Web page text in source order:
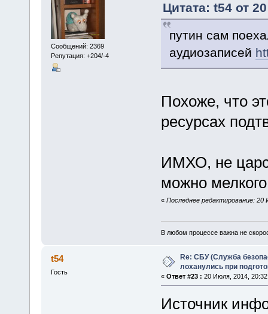
Сообщений: 2369
Репутация: +204/-4
Цитата: t54 от
путин сам
аудиозаписей
Похоже, что
ресурсах
ИМХО, не
можно
« Последнее редактирование: 20
В любом процессе важна не
t54
Гость
Re: СБУ (Служба
лоханулись при
« Ответ #23 : 20 Июля, 2014,
Источник